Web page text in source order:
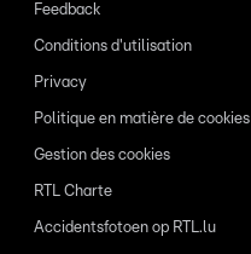
Feedback
Conditions d'utilisation
Privacy
Politique en matière de cookies
Gestion des cookies
RTL Charte
Accidentsfotoen op RTL.lu